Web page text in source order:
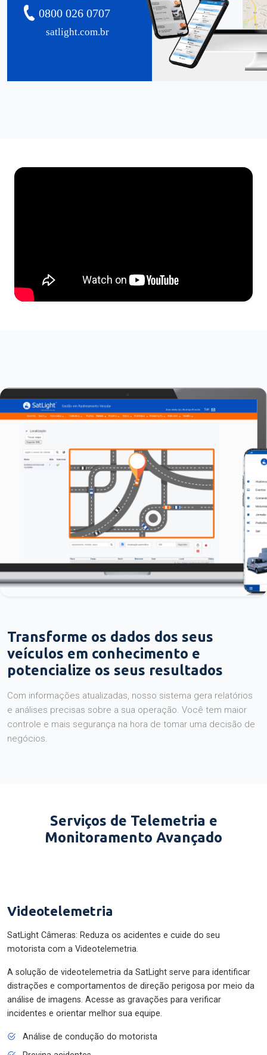
satlight.com.br
0800 026 0707
Transforme os dados dos seus
veículos em conhecimento e
potencialize os seus resultados
Com informações atualizadas, nosso sistema gera relatórios
e análises precisas sobre a sua operação. Você tem maior
controle e mais segurança na hora de tomar uma decisão de
negócios.
Serviços de Telemetria e
Monitoramento Avançado
Videotelemetria
SatLight Câmeras: Reduza os acidentes e cuide do seu
motorista com a Videotelemetria.
A solução de videotelemetria da SatLight serve para identificar
distrações e comportamentos de direção perigosa por meio da
análise de imagens. Acesse as gravações para verificar
incidentes e orientar melhor sua equipe.
Análise de condução do motorista